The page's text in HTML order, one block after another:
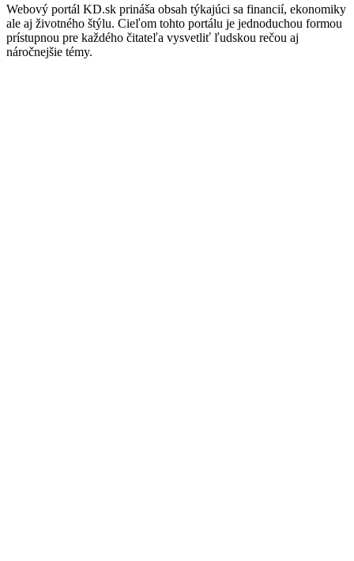
Webový portál KD.sk prináša obsah týkajúci sa financií, ekonomiky
ale aj životného štýlu. Cieľom tohto portálu je jednoduchou formou
prístupnou pre každého čitateľa vysvetliť ľudskou rečou aj
náročnejšie témy.